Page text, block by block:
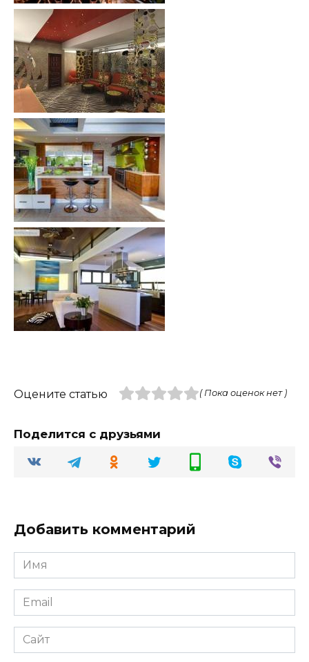
Оцените статью ( Пока оценок нет )
Поделится с друзьями
Добавить комментарий
Имя
Email
Сайт